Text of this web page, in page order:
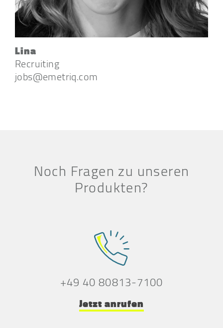
Lina
Recruiting
jobs@emetriq.com
Noch Fragen zu unseren
Produkten?
+49 40 80813-7100
Jetzt anrufen